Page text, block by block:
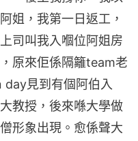
姐，我第一日返工，
司叫我入嗰位阿姐房
原來佢係隔籬team老
見到有個阿伯入
教授，後來喺大學做
形象出現。愈係聲大